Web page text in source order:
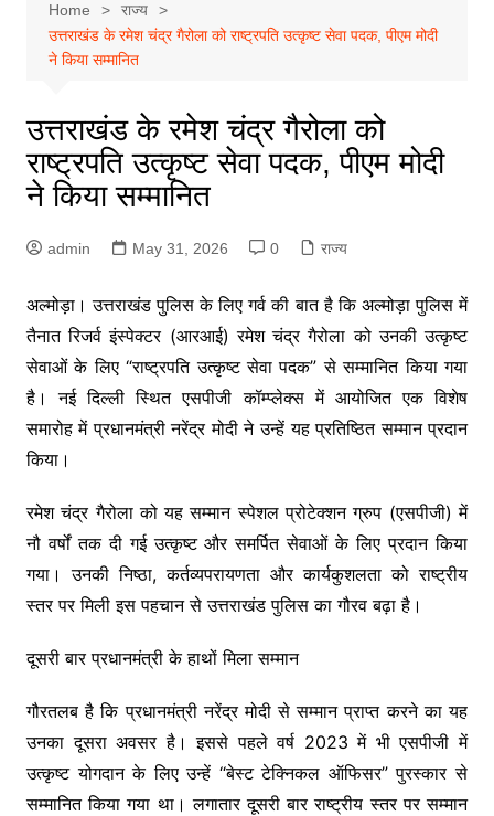
Home
राज्य
उत्तराखंड के रमेश चंद्र गैरोला को राष्ट्रपति उत्कृष्ट सेवा पदक, पीएम मोदी
ने किया सम्मानित
उत्तराखंड के रमेश चंद्र गैरोला को
राष्ट्रपति उत्कृष्ट सेवा पदक, पीएम मोदी
ने किया सम्मानित
admin May 31, 2026 0 राज्य
अल्मोड़ा। उत्तराखंड पुलिस के लिए गर्व की बात है कि अल्मोड़ा पुलिस में
तैनात रिजर्व इंस्पेक्टर (आरआई) रमेश चंद्र गैरोला को उनकी उत्कृष्ट
सेवाओं के लिए “राष्ट्रपति उत्कृष्ट सेवा पदक” से सम्मानित किया गया
है। नई दिल्ली स्थित एसपीजी कॉम्प्लेक्स में आयोजित एक विशेष
समारोह में प्रधानमंत्री नरेंद्र मोदी ने उन्हें यह प्रतिष्ठित सम्मान प्रदान
किया।
रमेश चंद्र गैरोला को यह सम्मान स्पेशल प्रोटेक्शन ग्रुप (एसपीजी) में
नौ वर्षों तक दी गई उत्कृष्ट और समर्पित सेवाओं के लिए प्रदान किया
गया। उनकी निष्ठा, कर्तव्यपरायणता और कार्यकुशलता को राष्ट्रीय
स्तर पर मिली इस पहचान से उत्तराखंड पुलिस का गौरव बढ़ा है।
दूसरी बार प्रधानमंत्री के हाथों मिला सम्मान
गौरतलब है कि प्रधानमंत्री नरेंद्र मोदी से सम्मान प्राप्त करने का यह
उनका दूसरा अवसर है। इससे पहले वर्ष 2023 में भी एसपीजी में
उत्कृष्ट योगदान के लिए उन्हें “बेस्ट टेक्निकल ऑफिसर” पुरस्कार से
सम्मानित किया गया था। लगातार दूसरी बार राष्ट्रीय स्तर पर सम्मान